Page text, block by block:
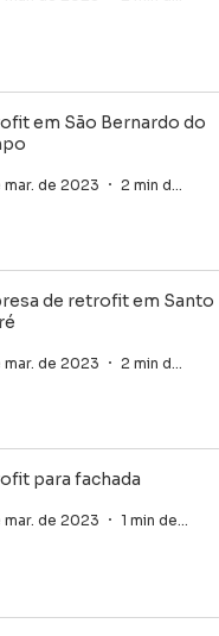
em São Bernardo do
mar. de 2023
de retrofit em Santo
mar. de 2023
para fachada
mar. de 2023